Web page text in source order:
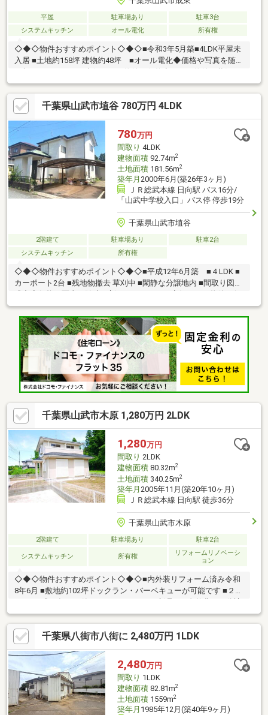
平屋 駐車場あり
駐車3台
システムキッチン
オール電化 所有権
◇◆◇物件おすすめポイント◇◆◇■令和3年5月築■4LDK平屋未
入居 ■土地約158坪 建物約48坪 ■オール電化◆価格や写真を随時
いち早くわかって便利な『お気に入り追加』をぜひご利用くださ
い♪
千葉県山武市埴谷 780万円 4LDK
780万円
間取り 4LDK
建物面積92.74m2
土地面積181.56m2
築年月 2000年6月(築26年3ヶ月)
ＪＲ総武本線 日向駅 バス16分/
「山武中学校入口」バス停 停歩19分
千葉県山武市埴谷
2階建て 駐車場あり
駐車2台
システムキッチン
所有権
◇◆◇物件おすすめポイント◇◆◇■平成12年6月築 ■４LDK ■
カーポート2台 ■残地物撤去 草刈中 ■閑静な分譲地内 ■間取り図作
格変更や、物件の状況もいち早くわかって便利な『お気に入り追
加』をぜひご利用ください♪
千葉県山武市木原 1,280万円 2LDK
1,280万円
間取り 2LDK
建物面積80.32m2
土地面積340.25m2
築年月 2005年11月(築20年10ヶ月)
ＪＲ総武本線 日向駅 徒歩36分
千葉県山武市木原
2階建て 駐車場あり 駐車2台
システムキッチン 所有権
リフォームリノベーシ
ョン
◇◆◇物件おすすめポイント◇◆◇■内外装リフォーム済み令和
8年6月 ■敷地約102坪ドックラン・バーベキューが可能です ■２
地内◆価格や写真を随時更新しています！！◆気になる物件の価
格変更や、物件の状況もいち早くわかって便利な『お気に入り追
加』をぜひご利用ください♪
千葉県八街市八街に 2,480万円 1LDK
2,480万円
間取り 1LDK
建物面積82.81m2
土地面積1559m2
築年月 1985年12月(築40年9ヶ月)